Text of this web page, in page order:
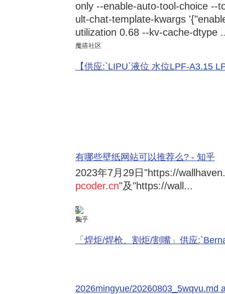
only --enable-auto-tool-choice --
ult-chat-template-kwargs
utilization 0.68 --kv-cache-dtype
魔搭社区
【供应:`LIPU`液位 水位LPF-A3.15
有哪些壁纸网站可以推荐么? - 知乎
2023年7月29日 "https://
pcoder.cn"及"https://wall...
3
知乎
「焊炬/焊枪、割炬/割嘴」供应
2026mingyue/20260803_5wqvu.md